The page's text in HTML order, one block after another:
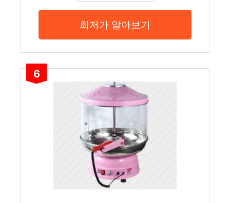
최저가 알아보기
6